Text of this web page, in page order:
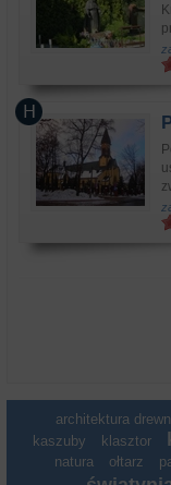
architektura
kaszuby
klasztor
natura
ołtarz